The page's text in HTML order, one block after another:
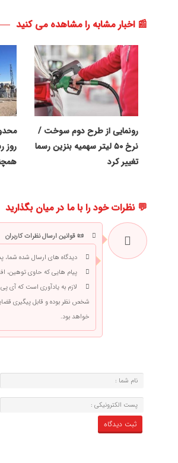
📰 اخبار مشابه را مشاهده می کنید
رونمایی از طرح دوم سوخت /
نرخ ۵۰ لیتر سهمیه بنزین رسما
تغییر کرد
روز
💬 نظرات خود را با ما در میان بگذارید
📜 قوانین ارسال نظرات کاربران
دیدگاه های ارسال شده
پیام هایی که حاوی توهین،
لازم به یادآوری است که
شخص نظر بوده و قابل پیگیری
خواهد بود.